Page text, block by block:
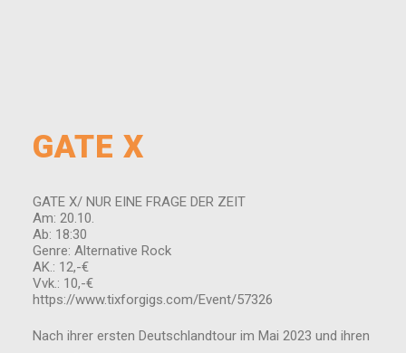
GATE X
GATE X/ NUR EINE FRAGE DER ZEIT
Am: 20.10.
Ab: 18:30
Genre: Alternative Rock
AK.: 12,-€
Vvk.: 10,-€
https://www.tixforgigs.com/Event/57326
Nach ihrer ersten Deutschlandtour im Mai 2023 und ihren